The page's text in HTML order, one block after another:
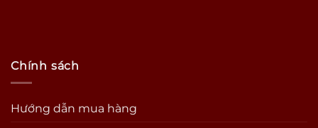
Chính sách
Hướng dẫn mua hàng